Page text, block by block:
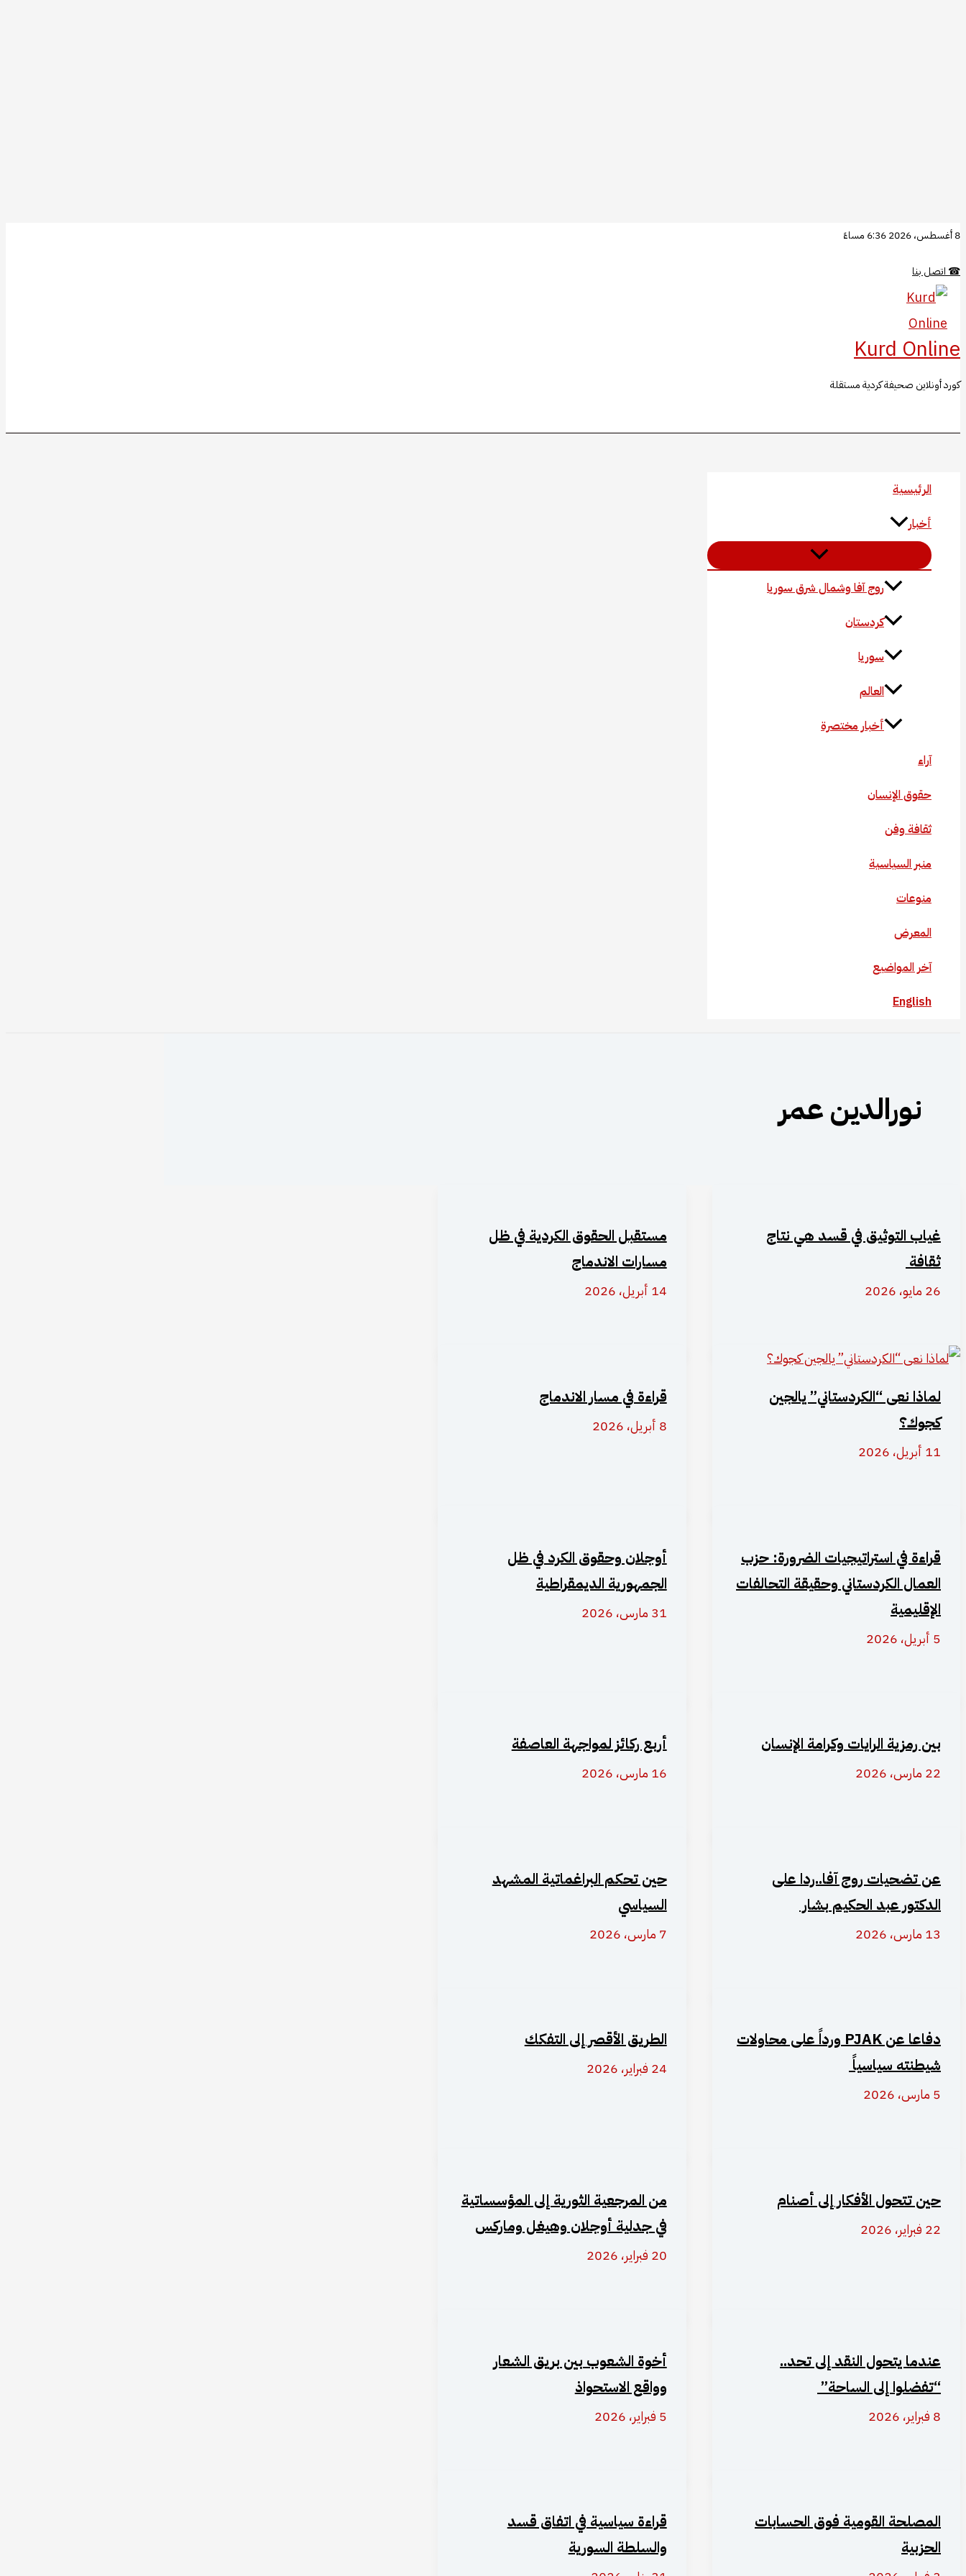
تخطي
المحتوى
8 أغسطس، 2026 6:36 مساءً
☎ اتصل بنا
Kurd Online
كورد أونلاين صحيفة كردية مستقلة
الرئيسية
أخبار
روج آفا وشمال شرق سوريا
كردستان
سوريا
العالم
أخبار مختصرة
آراء
حقوق الإنسان
ثقافة وفن
منبر السياسية
منوعات
المعرض
آخر المواضيع
English
نورالدين عمر
غياب التوثيق في قسد هي نتاج
ثقافة
26 مايو، 2026
مستقبل الحقوق الكردية في ظل
مسارات الاندماج
14 أبريل، 2026
لماذا نعى “الكردستاني” يالجين
كجوك؟
11 أبريل، 2026
قراءة في مسار الاندماج
8 أبريل، 2026
قراءة في استراتيجيات الضرورة: حزب
العمال الكردستاني وحقيقة التحالفات
الإقليمية
5 أبريل، 2026
أوجلان وحقوق الكرد في ظل
الجمهورية الديمقراطية
31 مارس، 2026
بين رمزية الرايات وكرامة الإنسان
22 مارس، 2026
أربع ركائز لمواجهة العاصفة
16 مارس، 2026
عن تضحيات روج آفا..ردا على
الدكتور عبد الحكيم بشار
13 مارس، 2026
حين تحكم البراغماتية المشهد
السياسي
7 مارس، 2026
دفاعا عن PJAK ورداً على محاولات
شيطنته سياسياً
5 مارس، 2026
الطريق الأقصر إلى التفكك
24 فبراير، 2026
حين تتحول الأفكار إلى أصنام
22 فبراير، 2026
من المرجعية الثورية إلى المؤسساتية
في جدلية أوجلان وهيغل وماركس
20 فبراير، 2026
عندما يتحول النقد إلى تحد..
“تفضلوا إلى الساحة”
8 فبراير، 2026
أخوة الشعوب بين بريق الشعار
وواقع الاستحواذ
5 فبراير، 2026
المصلحة القومية فوق الحسابات
الحزبية
قراءة سياسية في اتفاق قسد
والسلطة السورية